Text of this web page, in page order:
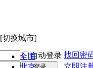
[切换城市]
全国自动登录 找回密
立即注